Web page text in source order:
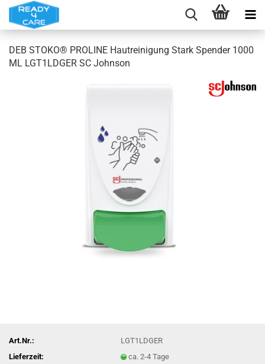
DEB STOKO® PROLINE Hautreinigung Stark Spender 1000
ML LGT1LDGER SC Johnson
Art.Nr.:
LGT1LDGER
Lieferzeit:
ca. 2-4 Tage